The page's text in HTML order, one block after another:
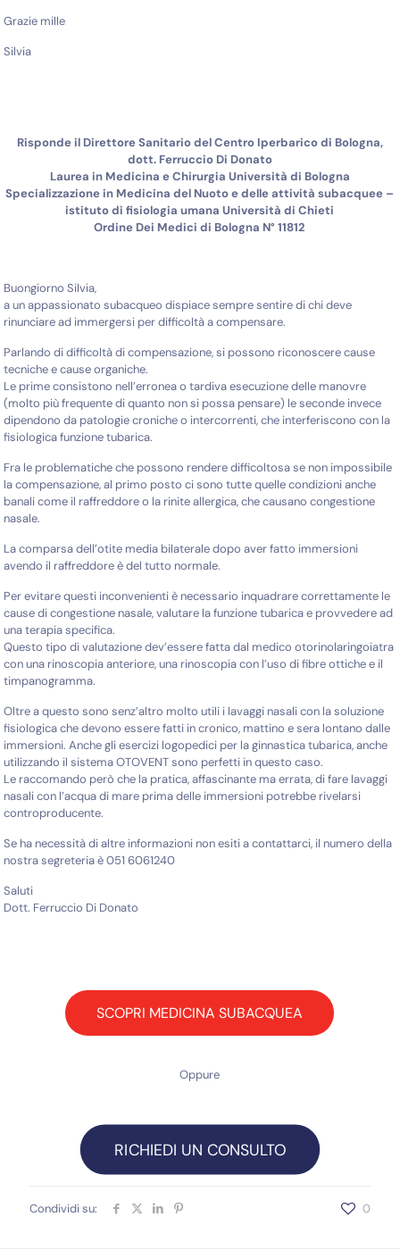
Grazie mille
Silvia
Risponde il Direttore Sanitario del Centro Iperbarico di Bologna,
dott. Ferruccio Di Donato
Laurea in Medicina e Chirurgia Università di Bologna
Specializzazione in Medicina del Nuoto e delle attività subacquee –
istituto di fisiologia umana Università di Chieti
Ordine Dei Medici di Bologna N° 11812
Buongiorno Silvia,
a un appassionato subacqueo dispiace sempre sentire di chi deve
rinunciare ad immergersi per difficoltà a compensare.
Parlando di difficoltà di compensazione, si possono riconoscere cause
tecniche e cause organiche.
Le prime consistono nell’erronea o tardiva esecuzione delle manovre
(molto più frequente di quanto non si possa pensare) le seconde invece
dipendono da patologie croniche o intercorrenti, che interferiscono con la
fisiologica funzione tubarica.
Fra le problematiche che possono rendere difficoltosa se non impossibile
la compensazione, al primo posto ci sono tutte quelle condizioni anche
banali come il raffreddore o la rinite allergica, che causano congestione
nasale.
La comparsa dell’otite media bilaterale dopo aver fatto immersioni
avendo il raffreddore è del tutto normale.
Per evitare questi inconvenienti è necessario inquadrare correttamente le
cause di congestione nasale, valutare la funzione tubarica e provvedere ad
una terapia specifica.
Questo tipo di valutazione dev’essere fatta dal medico otorinolaringoiatra
con una rinoscopia anteriore, una rinoscopia con l’uso di fibre ottiche e il
timpanogramma.
Oltre a questo sono senz’altro molto utili i lavaggi nasali con la soluzione
fisiologica che devono essere fatti in cronico, mattino e sera lontano dalle
immersioni. Anche gli esercizi logopedici per la ginnastica tubarica, anche
utilizzando il sistema OTOVENT sono perfetti in questo caso.
Le raccomando però che la pratica, affascinante ma errata, di fare lavaggi
nasali con l’acqua di mare prima delle immersioni potrebbe rivelarsi
controproducente.
Se ha necessità di altre informazioni non esiti a contattarci, il numero della
nostra segreteria è 051 6061240
Saluti
Dott. Ferruccio Di Donato
SCOPRI MEDICINA SUBACQUEA
Oppure
RICHIEDI UN CONSULTO
Condividi su: 0